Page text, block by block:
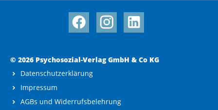
© 2026 Psychosozial-Verlag GmbH & Co KG
Datenschutzerklärung
Impressum
AGBs und Widerrufsbelehrung